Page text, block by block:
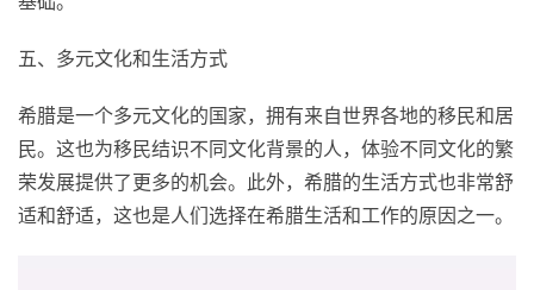
五、多元文化和生活方式
希腊是一个多元文化的国家，拥有来自世界各地的移民和居
民。这也为移民结识不同文化背景的人，体验不同文化的繁
荣发展提供了更多的机会。此外，希腊的生活方式也非常舒
适和舒适，这也是人们选择在希腊生活和工作的原因之一。